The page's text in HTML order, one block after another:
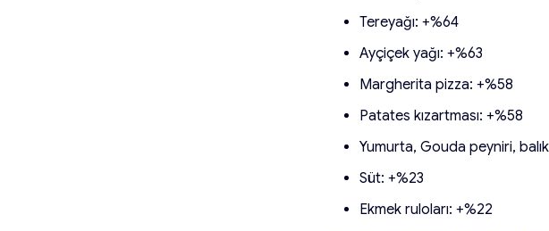
Tereyağı: +%64
Ayçiçek yağı: +%63
Margherita pizza: +%58
Patates kızartması: +%58
Yumurta, Gouda peyniri,
Süt: +%23
Ekmek ruloları: +%22